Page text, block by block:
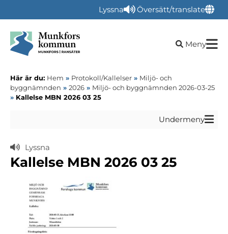
Lyssna Översätt/translate
Öppna
Meny
Här är du: Hem » Protokoll/Kallelser » Miljö- och
byggnämnden » 2026 » Miljö- och byggnämnden 2026-03-25
» Kallelse MBN 2026 03 25
Undermeny
Lyssna
Kallelse MBN 2026 03 25